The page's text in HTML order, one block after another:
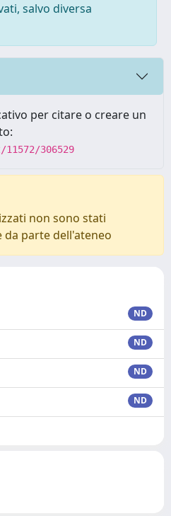
salvo diversa
per citare o creare un
306529
non sono stati
parte dell'ateneo
ND
ND
ND
ND